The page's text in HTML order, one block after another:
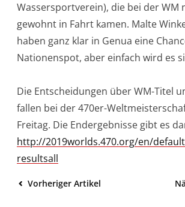
Wassersportverein), die bei der WM
gewohnt in Fahrt kamen. Malte
haben ganz klar in Genua eine
Nationenspot, aber einfach wird es
Die Entscheidungen über WM-Titel
fallen bei der 470er-
Freitag. Die Endergebnisse gibt es
http://2019worlds.470.org/en/
resultsall
Vorheriger Artikel